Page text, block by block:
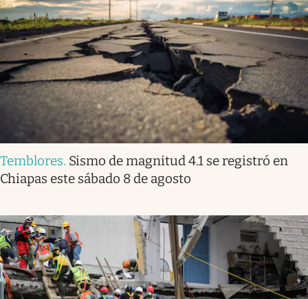
Temblores. Sismo de magnitud 4.1 se registró en
Chiapas este sábado 8 de agosto